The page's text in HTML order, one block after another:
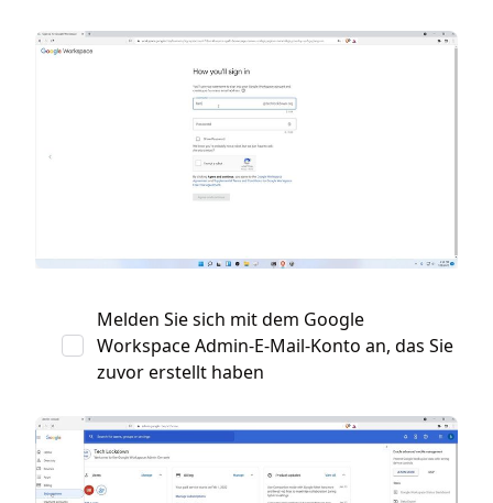
Melden Sie sich mit dem Google
Workspace Admin-E-Mail-Konto an, das Sie
zuvor erstellt haben